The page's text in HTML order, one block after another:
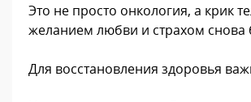
Это не просто онкология, а крик
желанием любви и страхом снова
Для восстановления здоровья